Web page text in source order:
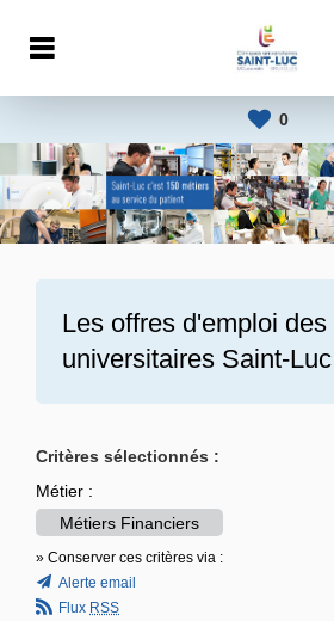
0
Les offres d'emploi des
universitaires Saint-Luc
Critères sélectionnés :
Métier :
Métiers Financiers
» Conserver ces critères via :
Alerte email
Flux RSS